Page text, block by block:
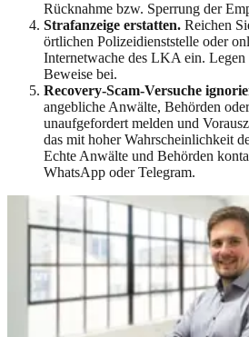
Rücknahme bzw. Sperrung der
Strafanzeige erstatten. Reichen
örtlichen Polizeidienststelle oder
Internetwache des LKA ein. Legen
Beweise bei.
Recovery-Scam-Versuche
angebliche Anwälte, Behörden
unaufgefordert melden und
das mit hoher Wahrscheinlichkeit
Echte Anwälte und Behörden
WhatsApp oder Telegram.